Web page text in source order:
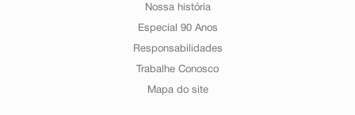
Nossa história
Especial 90 Anos
Responsabilidades
Trabalhe Conosco
Mapa do site